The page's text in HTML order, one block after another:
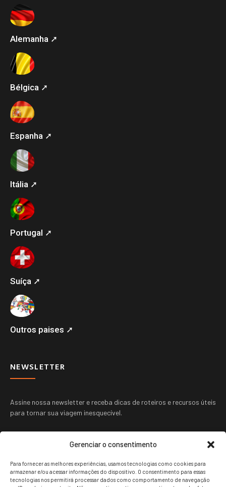
Gerenciar o consentimento
Para fornecer as melhores experiências, usamos tecnologias como cookies para
armazenar e/ou acessar informações do dispositivo. O consentimento para essas
tecnologias nos permitirá processar dados como comportamento de navegação
Alemanha ➚
Bélgica ➚
Espanha ➚
Itália ➚
Portugal ➚
Suíça ➚
Outros paises ➚
NEWSLETTER
Assine nossa newsletter e receba dicas de roteiros e recursos úteis
para tornar sua viagem inesquecível.